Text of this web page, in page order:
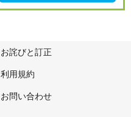
お詫びと訂正
利用規約
お問い合わせ